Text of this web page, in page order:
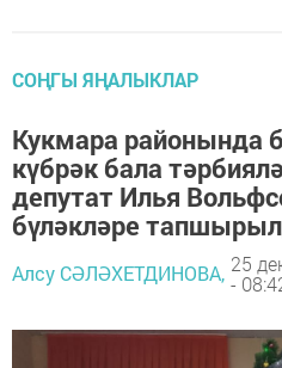
СОҢГЫ ЯҢАЛЫКЛАР
Кукмара районында
күбрәк бала
депутат Илья
бүләкләре
Алсу СӘЛӘХЕТДИНОВА, 25
-